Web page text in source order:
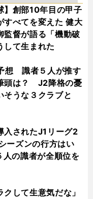
】創部10年目の甲子
すべてを変えた 健大
監督が語る「機動破
して生まれた
想 識者５人が推す
頭は？ J2降格の憂
そうな３クラブと
入されたJ1リーグ2
ーズンの行方はい
の識者が全順位を
クして生意気だな」